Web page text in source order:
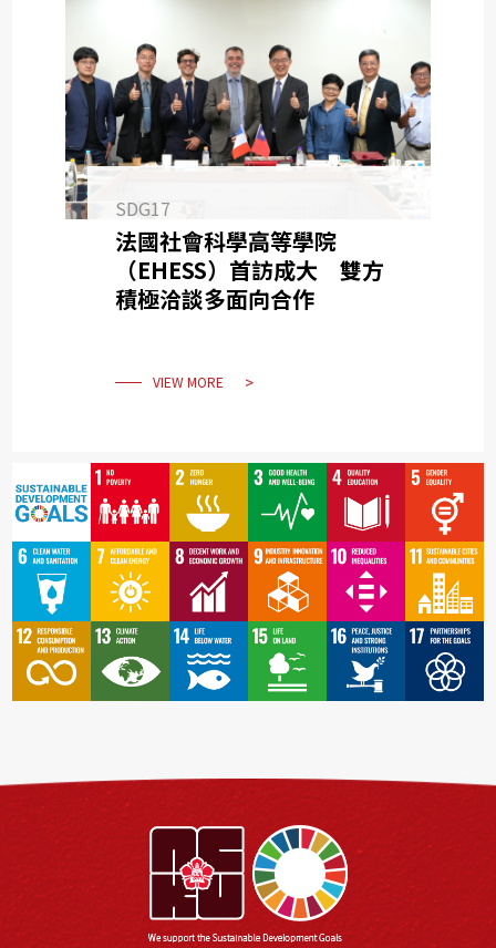
SDG17
法國社會科學高等學院
（EHESS）首訪成大 雙方
積極洽談多面向合作
VIEW MORE